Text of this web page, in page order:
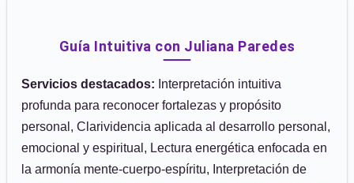
Guía Intuitiva con Juliana Paredes
Servicios destacados: Interpretación intuitiva
profunda para reconocer fortalezas y propósito
personal, Clarividencia aplicada al desarrollo personal,
emocional y espiritual, Lectura energética enfocada en
la armonía mente-cuerpo-espíritu, Interpretación de